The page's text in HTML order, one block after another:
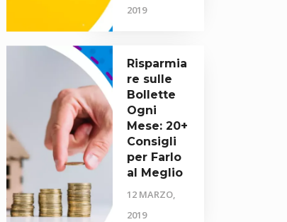
2019
Risparmia
re sulle
Bollette
Ogni
Mese: 20+
Consigli
per Farlo
al Meglio
12 MARZO,
2019